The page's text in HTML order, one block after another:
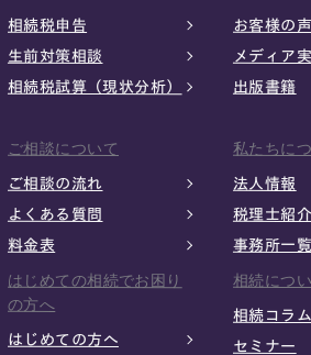
相続税申告
生前対策相談
相続税試算（現状分析）
お客様の声
メディア
出版書籍
ご相談について
ご相談の流れ
よくある質問
料金表
私たちに
法人情報
税理士紹介
事務所一覧
はじめての相続でお困り
の方へ
はじめての方へ
相続につ
相続コラム
セミナー